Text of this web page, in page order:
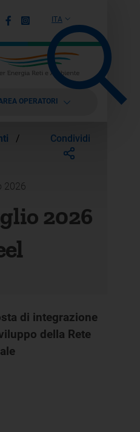
ITA
YoutubeFacebook
Instagram
OPERATORI
/
Condividi
2026
2026
di integrazione
della Rete